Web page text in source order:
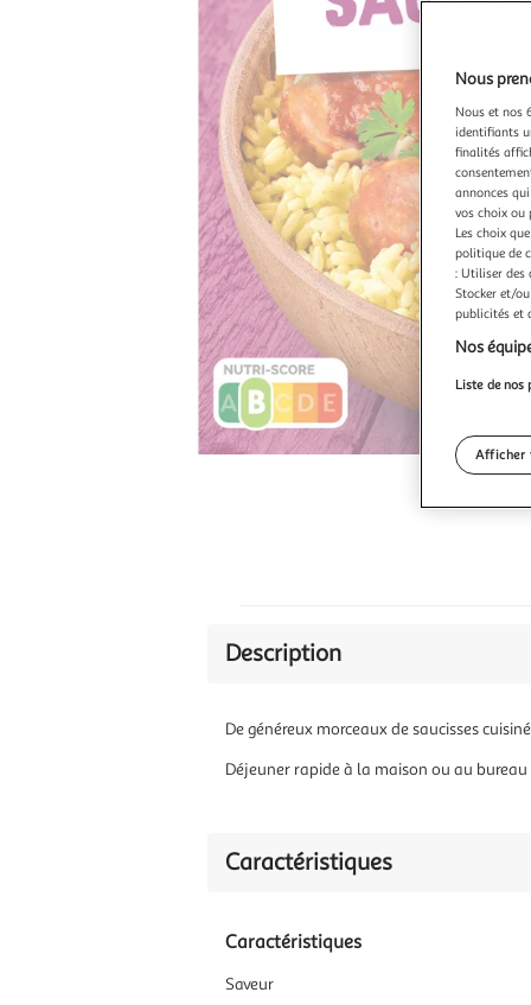
Description
De généreux morceaux de saucisses
Déjeuner rapide à la maison ou au bureau
Caractéristiques
Caractéristiques
Saveur
Nous
Nous et nos
identifiants
finalités
annonces
vos choix ou
Les choix
politique de
: Utiliser des
Stocker et/
publicités et
Nos
Liste de nos
Afficher